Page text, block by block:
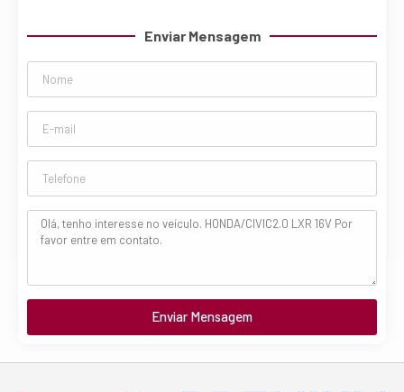
Enviar Mensagem
Enviar Mensagem